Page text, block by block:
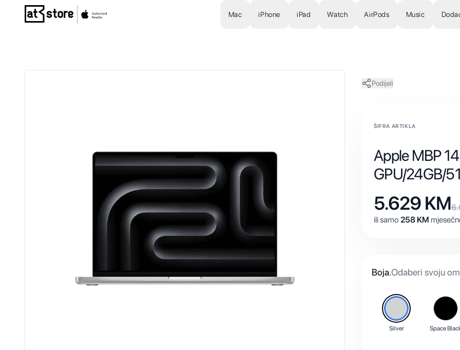
Posjetite početnu stranicu AT Store
Mac iPhone iPad Watch AirPods Music
Podijeli
ŠIFRA ARTIKLA
Apple MBP
GPU/24GB/
5.629 KM
ili samo 258 KM
Boja.Odaberi svoju
Silver Space